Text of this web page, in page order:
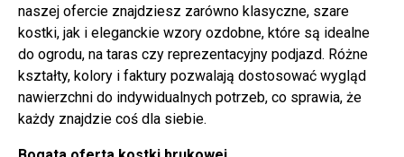
naszej ofercie znajdziesz zarówno klasyczne, szare
kostki, jak i eleganckie wzory ozdobne, które są idealne
do ogrodu, na taras czy reprezentacyjny podjazd. Różne
kształty, kolory i faktury pozwalają dostosować wygląd
nawierzchni do indywidualnych potrzeb, co sprawia, że
każdy znajdzie coś dla siebie.